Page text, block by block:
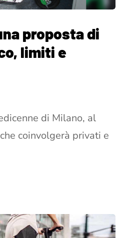
proposta di
limiti e
di Milano, al
coinvolgerà privati e